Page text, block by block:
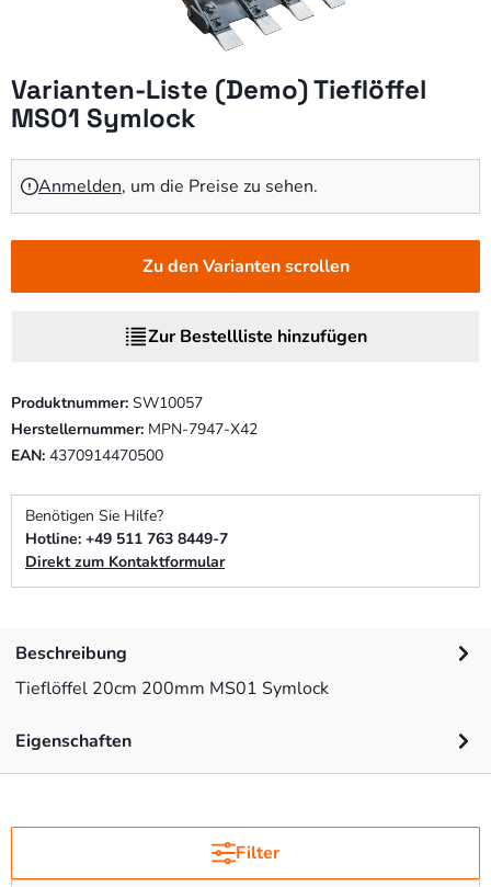
Varianten-Liste (Demo) Tieflöffel
MS01 Symlock
Anmelden, um die Preise zu sehen.
Zu den Varianten scrollen
Zur Bestellliste hinzufügen
Produktnummer: SW10057
Herstellernummer: MPN-7947-X42
EAN: 4370914470500
Benötigen Sie Hilfe?
Hotline: +49 511 763 8449-7
Direkt zum Kontaktformular
Beschreibung
Tieflöffel 20cm 200mm MS01 Symlock
Eigenschaften
Filter